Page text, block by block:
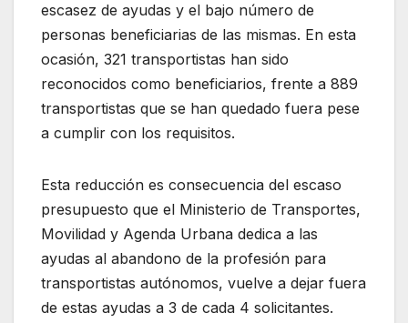
escasez de ayudas y el bajo número de
personas beneficiarias de las mismas. En esta
ocasión, 321 transportistas han sido
reconocidos como beneficiarios, frente a 889
transportistas que se han quedado fuera pese
a cumplir con los requisitos.
Esta reducción es consecuencia del escaso
presupuesto que el Ministerio de Transportes,
Movilidad y Agenda Urbana dedica a las
ayudas al abandono de la profesión para
transportistas autónomos, vuelve a dejar fuera
de estas ayudas a 3 de cada 4 solicitantes.